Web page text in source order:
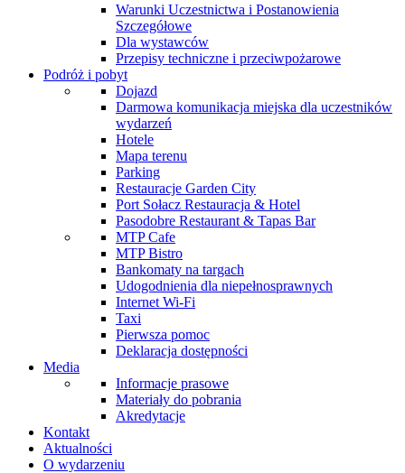
Warunki Uczestnictwa i Postanowienia
Szczegółowe
Dla wystawców
Przepisy techniczne i przeciwpożarowe
Podróż i pobyt
Dojazd
Darmowa komunikacja miejska dla uczestników
wydarzeń
Hotele
Mapa terenu
Parking
Restauracje Garden City
Port Sołacz Restauracja & Hotel
Pasodobre Restaurant & Tapas Bar
MTP Cafe
MTP Bistro
Bankomaty na targach
Udogodnienia dla niepełnosprawnych
Internet Wi-Fi
Taxi
Pierwsza pomoc
Deklaracja dostępności
Media
Informacje prasowe
Materiały do pobrania
Akredytacje
Kontakt
Aktualności
O wydarzeniu